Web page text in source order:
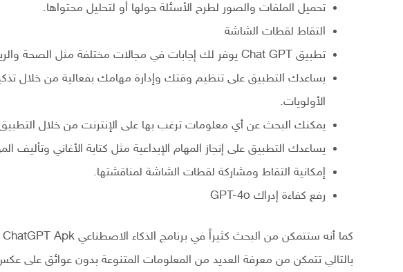
تحميل الملفات والصور لطرح الأسئلة حولها أو لتحليل محتواها.
التقاط لقطات الشاشة
تطبيق Chat GPT يوفر لك إجابات في مجالات مختلفة مثل الصحة والرياضة والوجبات
يساعدك التطبيق على تنظيم وقتك وإدارة مهامك بفعالية من خلال
الأولويات.
يمكنك البحث عن أي معلومات ترغب بها على الإنترنت من خلال
يساعدك التطبيق على إنجاز المهام الإبداعية مثل كتابة الأغاني
إمكانية التقاط ومشاركة لقطات الشاشة لمناقشتها.
رفع كفاءة إدراك GPT-4o
بالتالي تتمكن من معرفة العديد من المعلومات المتنوعة بدون عوائق على